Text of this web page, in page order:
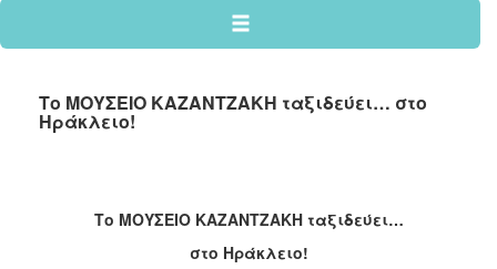
2024
2022
2019
Το ΜΟΥΣΕΙΟ ΚΑΖΑΝΤΖΑΚΗ ταξιδεύει… στο
Ηράκλειο!
Το ΜΟΥΣΕΙΟ ΚΑΖΑΝΤΖΑΚΗ ταξιδεύει…
στο Ηράκλειο!